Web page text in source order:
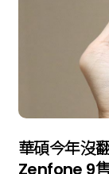
華碩今年沒
Zenfone 9